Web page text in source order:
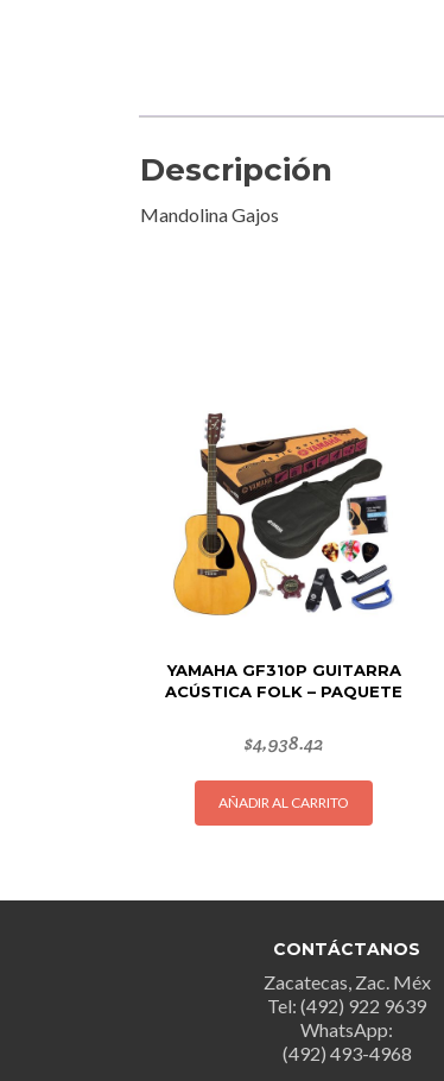
Descripción
Mandolina Gajos
YAMAHA GF310P GUITARRA
ACÚSTICA FOLK – PAQUETE
$4,938.42
AÑADIR AL CARRITO
CONTÁCTANOS
Zacatecas, Zac. Méx
Tel: (492) 922 9639
WhatsApp:
(492) 493-4968